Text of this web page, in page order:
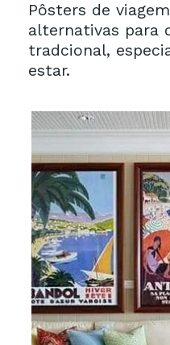
Pôsters de
alternativas para
tradcional,
estar.